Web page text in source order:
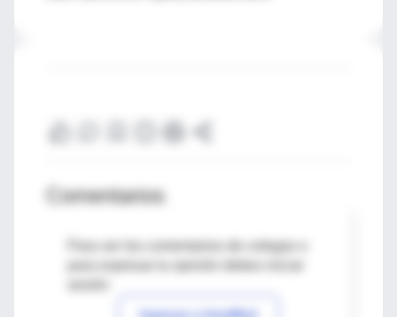
Comentarios
Para ver los comentarios de colegas o
Ingresar a IntraMed